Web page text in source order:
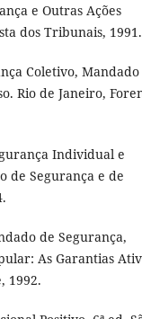
e Outras Ações
dos Tribunais, 1991.
Coletivo,
Rio de Janeiro,
Individual e
de Segurança e de
de Segurança,
As Garantias
1992.